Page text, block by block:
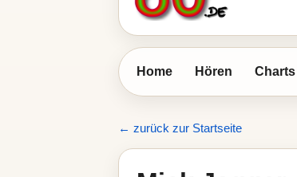
Home Hören Charts
← zurück zur Startseite